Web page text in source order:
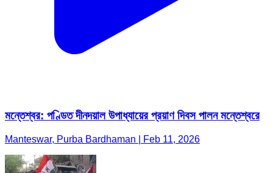
মন্তেশ্বর: পণ্ডিত দীনদয়াল উপাধ্যায়ের প্রয়াণ দিবস পালন মন্তেশ্বরে
Manteswar, Purba Bardhaman | Feb 11, 2026